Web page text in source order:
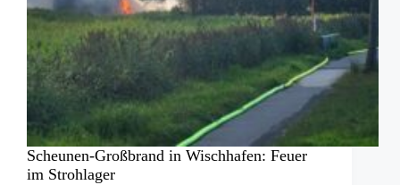
Scheunen-Großbrand in Wischhafen: Feuer
im Strohlager